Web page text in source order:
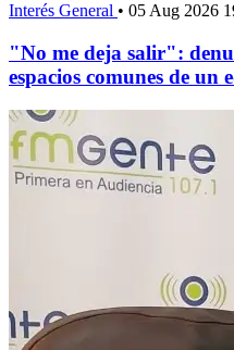
Interés General • 05 Aug 2026
"No me deja salir":
espacios comunes de un